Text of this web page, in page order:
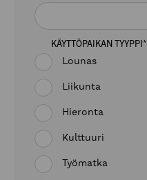
KÄYTTÖPAIKAN TYYPPI*
Lounas
Liikunta
Hieronta
Kulttuuri
Työmatka